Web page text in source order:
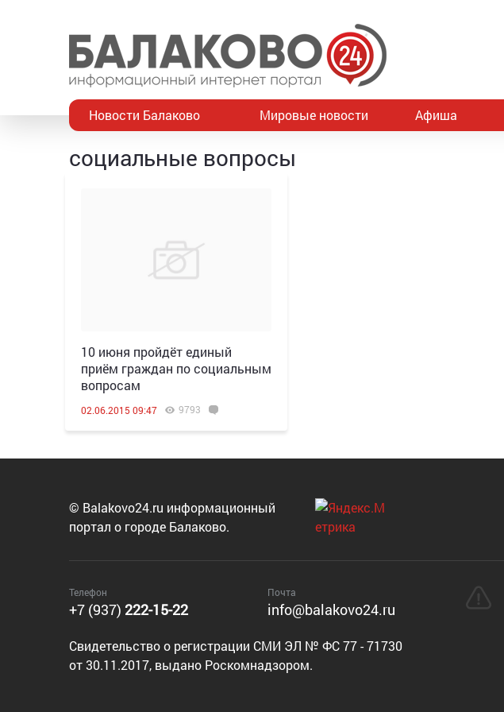
Новости Балаково Мировые новости Афиша
социальные вопросы
10 июня пройдёт единый
приём граждан по социальным
вопросам
02.06.2015 09:47 9793
© Balakovo24.ru информационный
портал о городе Балаково.
Телефон
+7 (937) 222-15-22
Почта
info@balakovo24.ru
Cвидетельство о регистрации СМИ ЭЛ № ФС 77 - 71730
от 30.11.2017, выдано Роскомнадзором.